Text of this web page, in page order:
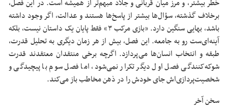
خطر بیشتر، و مرز میان قربانی و جلاد مبهم‌تر از همیشه است. در این فصل،
برخلاف گذشته، سؤال‌ها بیشتر از پاسخ‌ها هستند و عدالت، اگر وجود داشته
باشد، بهایی سنگین دارد. «بازی مرکب ۳» فقط پایان یک داستان نیست، بلکه
آینه‌ای‌ست رو به جامعه. این فصل، بیش از هر زمان دیگری به تحلیل قدرت،
طبقه و انتخاب انسان‌ها می‌پردازد. اگرچه برخی منتقدان معتقدند قدرت
شوکه‌کنندگی فصل اول دیگر تکرار نمی‌شود، اما فصل سوم با پیچیدگی و
شخصیت‌پردازی‌اش جای خودش را در ذهن مخاطب باز می‌کند.
سخن آخر